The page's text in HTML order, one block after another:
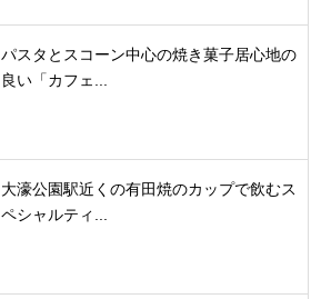
パスタとスコーン中心の焼き菓子居心地の
良い「カフェ...
大濠公園駅近くの有田焼のカップで飲むス
ペシャルティ...